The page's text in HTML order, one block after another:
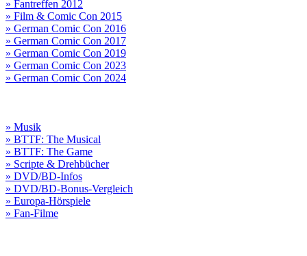
» Fantreffen 2012
» Film & Comic Con 2015
» German Comic Con 2016
» German Comic Con 2017
» German Comic Con 2019
» German Comic Con 2023
» German Comic Con 2024
» Musik
» BTTF: The Musical
» BTTF: The Game
» Scripte & Drehbücher
» DVD/BD-Infos
» DVD/BD-Bonus-Vergleich
» Europa-Hörspiele
» Fan-Filme